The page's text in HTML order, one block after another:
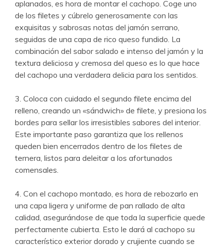
aplanados, es hora de montar el cachopo. Coge uno
de los filetes y cúbrelo generosamente con las
exquisitas y sabrosas notas del jamón serrano,
seguidas de una capa de rico queso fundido. La
combinación del sabor salado e intenso del jamón y la
textura deliciosa y cremosa del queso es lo que hace
del cachopo una verdadera delicia para los sentidos.
3. Coloca con cuidado el segundo filete encima del
relleno, creando un «sándwich» de filete, y presiona los
bordes para sellar los irresistibles sabores del interior.
Este importante paso garantiza que los rellenos
queden bien encerrados dentro de los filetes de
ternera, listos para deleitar a los afortunados
comensales.
4. Con el cachopo montado, es hora de rebozarlo en
una capa ligera y uniforme de pan rallado de alta
calidad, asegurándose de que toda la superficie quede
perfectamente cubierta. Esto le dará al cachopo su
característico exterior dorado y crujiente cuando se